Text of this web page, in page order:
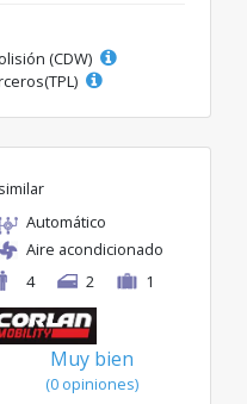
(CDW)
Automático
Aire acondicionado
4
2 1
Muy bien
(0 opiniones)